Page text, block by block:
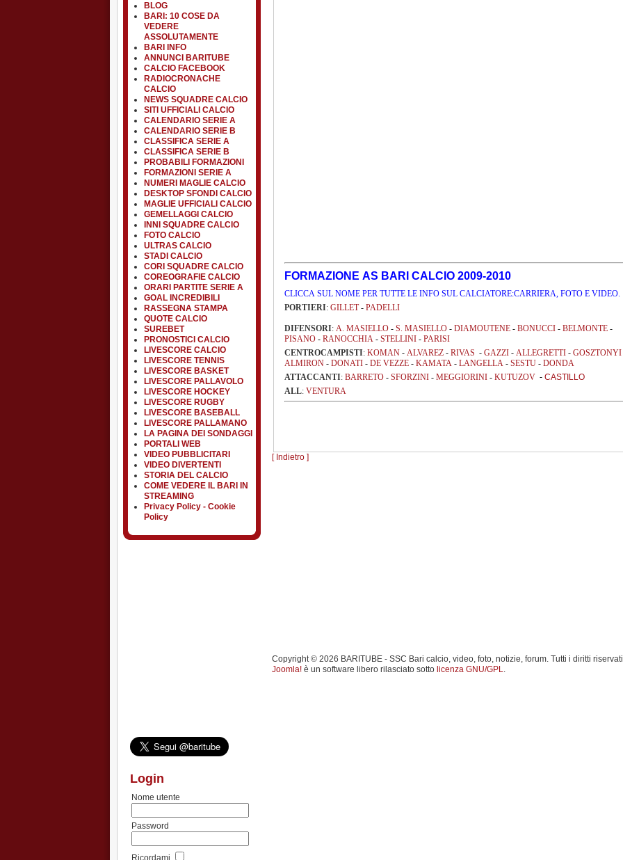
BLOG
BARI: 10 COSE DA
VEDERE
ASSOLUTAMENTE
BARI INFO
ANNUNCI BARITUBE
CALCIO FACEBOOK
RADIOCRONACHE
CALCIO
NEWS SQUADRE CALCIO
SITI UFFICIALI CALCIO
CALENDARIO SERIE A
CALENDARIO SERIE B
CLASSIFICA SERIE A
CLASSIFICA SERIE B
PROBABILI FORMAZIONI
FORMAZIONI SERIE A
NUMERI MAGLIE CALCIO
DESKTOP SFONDI CALCIO
MAGLIE UFFICIALI CALCIO
GEMELLAGGI CALCIO
INNI SQUADRE CALCIO
FOTO CALCIO
ULTRAS CALCIO
STADI CALCIO
CORI SQUADRE CALCIO
COREOGRAFIE CALCIO
ORARI PARTITE SERIE A
GOAL INCREDIBILI
RASSEGNA STAMPA
QUOTE CALCIO
SUREBET
PRONOSTICI CALCIO
LIVESCORE CALCIO
LIVESCORE TENNIS
LIVESCORE BASKET
LIVESCORE PALLAVOLO
LIVESCORE HOCKEY
LIVESCORE RUGBY
LIVESCORE BASEBALL
LIVESCORE PALLAMANO
LA PAGINA DEI SONDAGGI
PORTALI WEB
VIDEO PUBBLICITARI
VIDEO DIVERTENTI
STORIA DEL CALCIO
COME VEDERE IL BARI IN
STREAMING
Privacy Policy - Cookie
Policy
Login
Nome utente
Password
FORMAZIONE AS BARI CALCIO 2009-2010
CLICCA SUL NOME PER TUTTE LE INFO SUL CALCIATORE:CARRIERA, FOTO E VIDEO.
PORTIERI: GILLET- PADELLI
DIFENSORI: A. MASIELLO - S. MASIELLO - DIAMOUTENE - BONUCCI - BELMONTE -
PISANO - RANOCCHIA - STELLINI - PARISI
CENTROCAMPISTI: KOMAN - ALVAREZ - RIVAS - GAZZI - ALLEGRETTI - GOSZTONYI
ALMIRON - DONATI - DE VEZZE - KAMATA - LANGELLA - SESTU - DONDA
ATTACCANTI: BARRETO - SFORZINI - MEGGIORINI - KUTUZOV - CASTILLO
ALL: VENTURA
[ Indietro ]
Copyright © 2026 BARITUBE - SSC Bari calcio, video, foto, notizie, forum. Tutti i diritti
Joomla! è un software libero rilasciato sotto licenza GNU/GPL.